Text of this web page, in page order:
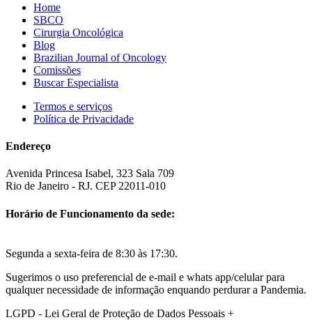
Home
SBCO
Cirurgia Oncológica
Blog
Brazilian Journal of Oncology
Comissões
Buscar Especialista
Termos e serviços
Política de Privacidade
Endereço
Avenida Princesa Isabel, 323 Sala 709
Rio de Janeiro - RJ. CEP 22011-010
Horário de Funcionamento da sede:
Segunda a sexta-feira de 8:30 às 17:30.
Sugerimos o uso preferencial de e-mail e whats app/celular para
qualquer necessidade de informação enquando perdurar a Pandemia.
LGPD - Lei Geral de Proteção de Dados Pessoais +